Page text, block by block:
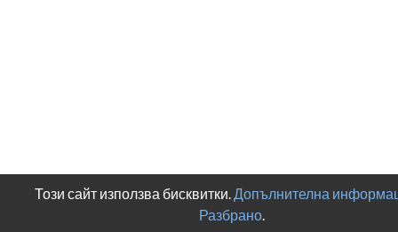
Този сайт използва бисквитки.Допълнителна
Разбрано.